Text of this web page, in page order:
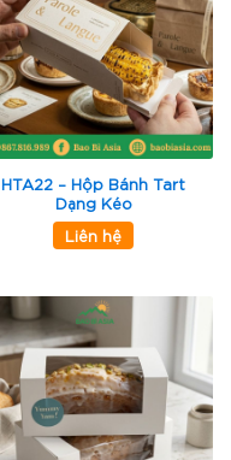
HTA22 – Hộp Bánh Tart
Dạng Kéo
Liên hệ